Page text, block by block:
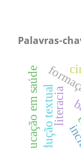
Palavras-
educação em saúde literacia
produção textual